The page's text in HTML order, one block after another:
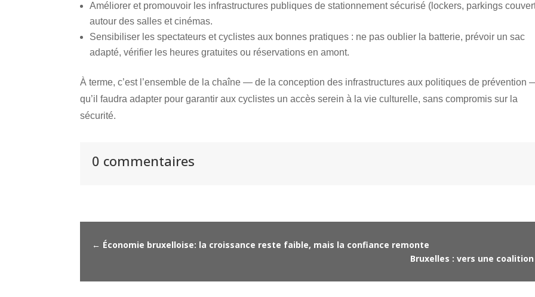
Améliorer et promouvoir les infrastructures publiques de stationnement sécurisé (lockers, parkings
autour des salles et cinémas.
Sensibiliser les spectateurs et cyclistes aux bonnes pratiques : ne pas oublier la batterie, prévoir un sac
adapté, vérifier les heures gratuites ou réservations en amont.
À terme, c’est l’ensemble de la chaîne — de la conception des infrastructures aux politiques de prévention
qu’il faudra adapter pour garantir aux cyclistes un accès serein à la vie culturelle, sans compromis sur la
sécurité.
0 commentaires
← Économie bruxelloise: la croissance reste faible, mais la confiance remonte
Bruxelles : vers une